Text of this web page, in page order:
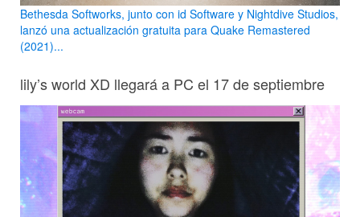
Bethesda Softworks, junto con id Software y Nightdive Studios,
lanzó una actualización gratuita para Quake Remastered
(2021)...
lily’s world XD llegará a PC el 17 de septiembre